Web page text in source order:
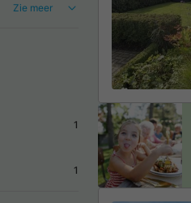
Zie meer
1
1